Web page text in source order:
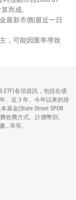
而成。
最新市價(最近一日
，可能因匯率導致
ETF)各項資訊，包括在債
、近 3 年、今年以來的排
基金(State Street SPDR
收費方式、計價幣別、
...等等。